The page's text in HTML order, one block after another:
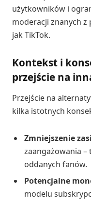
użytkowników i
moderacji znanych z
jak TikTok.
Kontekst i
przejście na
Przejście na
kilka istotnych
Zmniejszenie
zaangażowania –
oddanych fanów.
Potencjalne
modelu